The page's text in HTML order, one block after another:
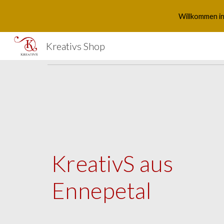
Willkommen
Kreativs Shop
KreativS aus
Ennepetal